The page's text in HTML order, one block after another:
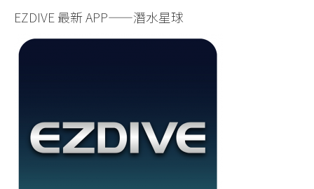
EZDIVE 最新 APP——潛水星球